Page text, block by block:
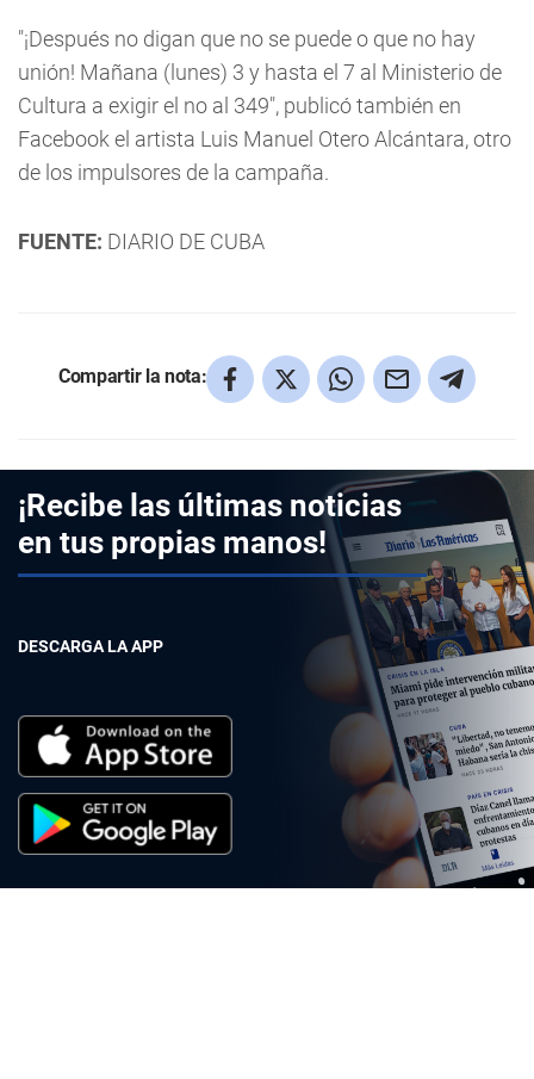
"¡Después no digan que no se puede o que no hay
unión! Mañana (lunes) 3 y hasta el 7 al Ministerio de
Cultura a exigir el no al 349", publicó también en
Facebook el artista Luis Manuel Otero Alcántara, otro
de los impulsores de la campaña.
FUENTE: DIARIO DE CUBA
Compartir la nota:
¡Recibe las últimas noticias
en tus propias manos!
DESCARGA LA APP